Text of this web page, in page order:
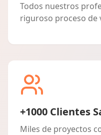
Todos nuestros
riguroso proceso de
+1000 Clientes
Miles de proyectos